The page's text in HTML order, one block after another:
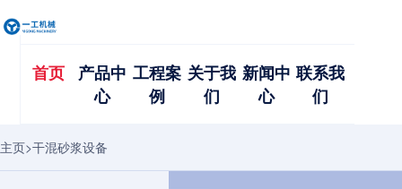
首页
产品中
心
工程案
例
关于我
们
新闻中
心
联系我
们
主页>干混砂浆设备